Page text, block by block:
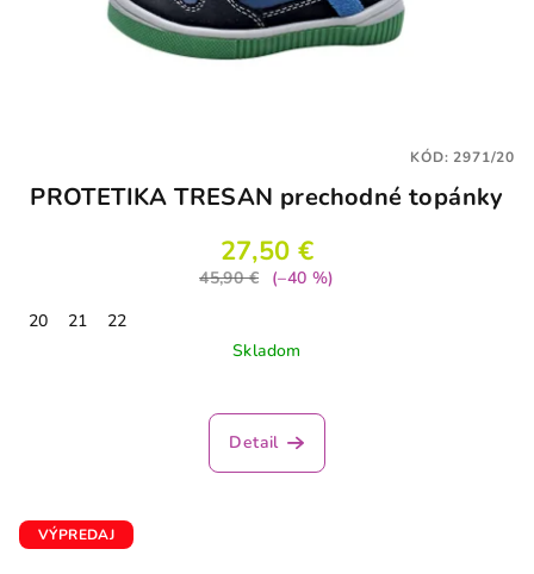
PROTETIKA TRESAN prechodné topánky
27,50 €
45,90 €
(–40 %)
20
21
22
Skladom
Detail
KÓD:2971/20
VÝPREDAJ